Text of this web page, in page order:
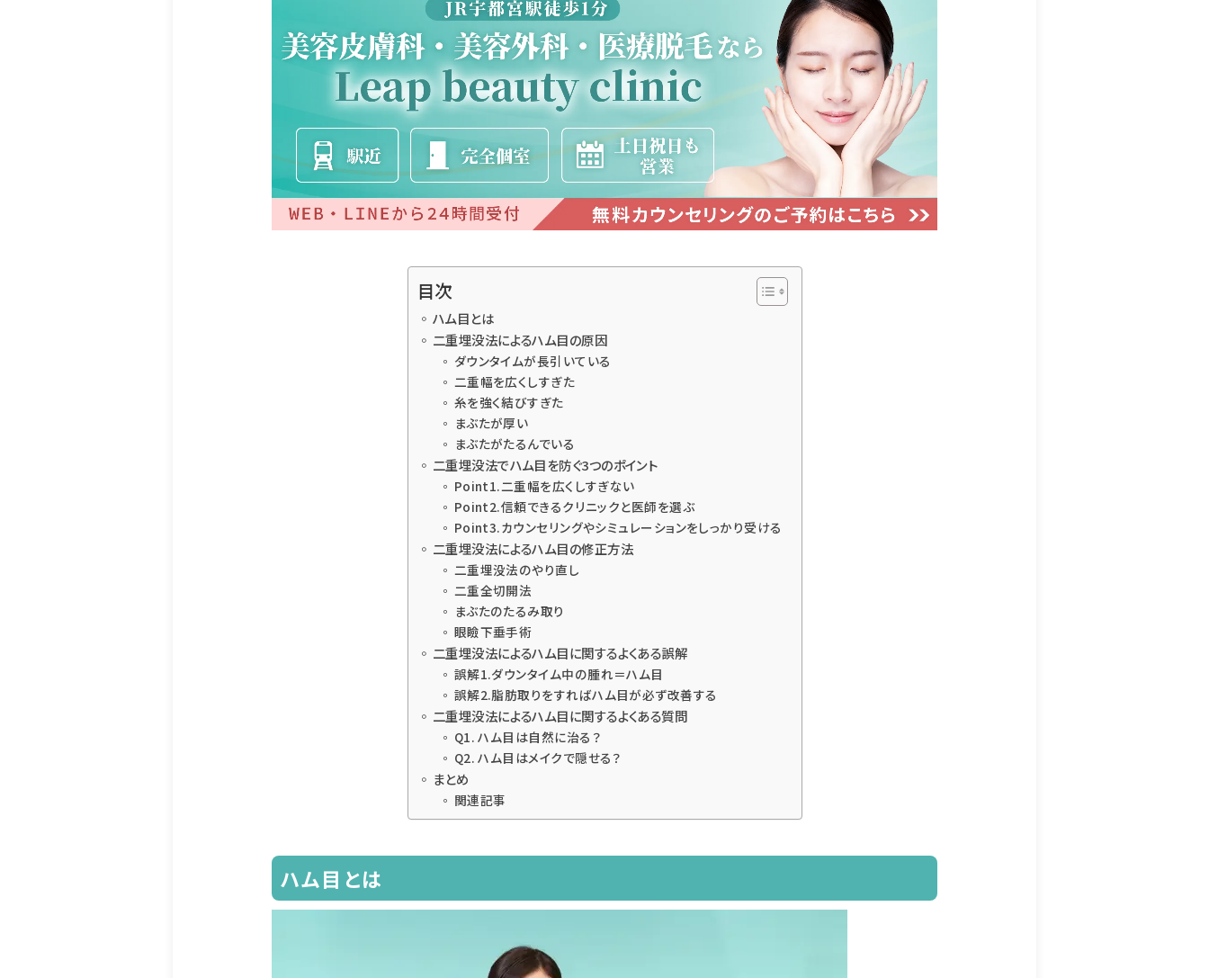
目次
ハム目とは
二重埋没法によるハム目の原因
ダウンタイムが長引いている
二重幅を広くしすぎた
糸を強く結びすぎた
まぶたが厚い
まぶたがたるんでいる
二重埋没法でハム目を防ぐ3つのポイント
Point1.二重幅を広くしすぎない
Point2.信頼できるクリニックと医師を選ぶ
Point3.カウンセリングやシミュレーションをしっかり受ける
二重埋没法によるハム目の修正方法
二重埋没法のやり直し
二重全切開法
まぶたのたるみ取り
眼瞼下垂手術
二重埋没法によるハム目に関するよくある誤解
誤解1.ダウンタイム中の腫れ＝ハム目
誤解2.脂肪取りをすればハム目が必ず改善する
二重埋没法によるハム目に関するよくある質問
Q1. ハム目は自然に治る？
Q2. ハム目はメイクで隠せる？
まとめ
関連記事
ハム目とは